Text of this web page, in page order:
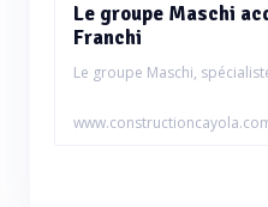
Le groupe Maschi
Franchi
Le groupe Maschi,